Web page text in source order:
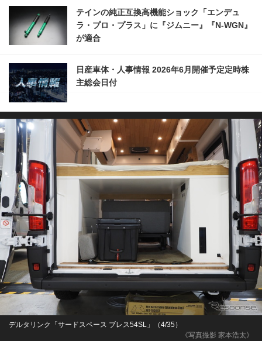
テインの純正互換高機能ショック「エンデュ
ラ・プロ・プラス」に『ジムニー』『N-WGN』
が適合
日産車体・人事情報 2026年6月開催予定定時株
主総会日付
《写真撮影 家本浩太》
デルタリンク「サードスペース ブレス54SL」（4/35）